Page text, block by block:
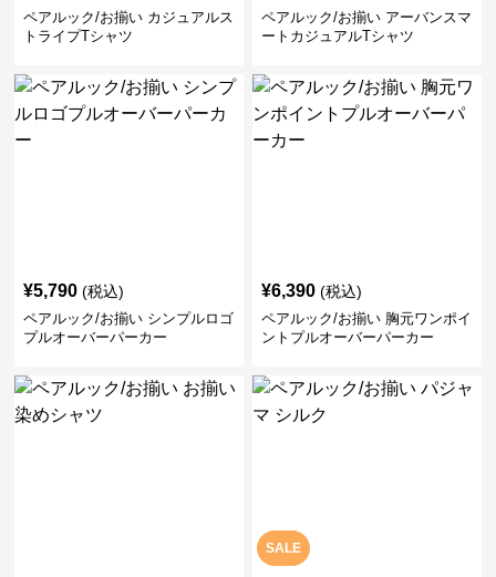
ペアルック/お揃い カジュアルス
トライプTシャツ
ペアルック/お揃い アーバンスマ
ートカジュアルTシャツ
¥5,790 (税込)
ペアルック/お揃い シンプルロゴ
プルオーバーパーカー
¥6,390 (税込)
ペアルック/お揃い 胸元ワンポイ
ントプルオーバーパーカー
SALE